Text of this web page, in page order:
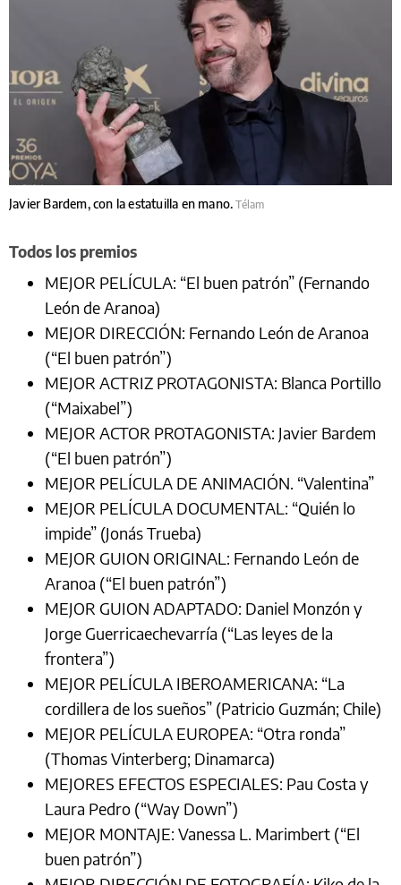
Javier Bardem, con la estatuilla en mano.Télam
Todos los premios
MEJOR PELÍCULA: “El buen patrón” (Fernando
León de Aranoa)
MEJOR DIRECCIÓN: Fernando León de Aranoa
(“El buen patrón”)
MEJOR ACTRIZ PROTAGONISTA: Blanca Portillo
(“Maixabel”)
MEJOR ACTOR PROTAGONISTA: Javier Bardem
(“El buen patrón”)
MEJOR PELÍCULA DE ANIMACIÓN. “Valentina”
MEJOR PELÍCULA DOCUMENTAL: “Quién lo
impide” (Jonás Trueba)
MEJOR GUION ORIGINAL: Fernando León de
Aranoa (“El buen patrón”)
MEJOR GUION ADAPTADO: Daniel Monzón y
Jorge Guerricaechevarría (“Las leyes de la
frontera”)
MEJOR PELÍCULA IBEROAMERICANA: “La
cordillera de los sueños” (Patricio Guzmán; Chile)
MEJOR PELÍCULA EUROPEA: “Otra ronda”
(Thomas Vinterberg; Dinamarca)
MEJORES EFECTOS ESPECIALES: Pau Costa y
Laura Pedro (“Way Down”)
MEJOR MONTAJE: Vanessa L. Marimbert (“El
buen patrón”)